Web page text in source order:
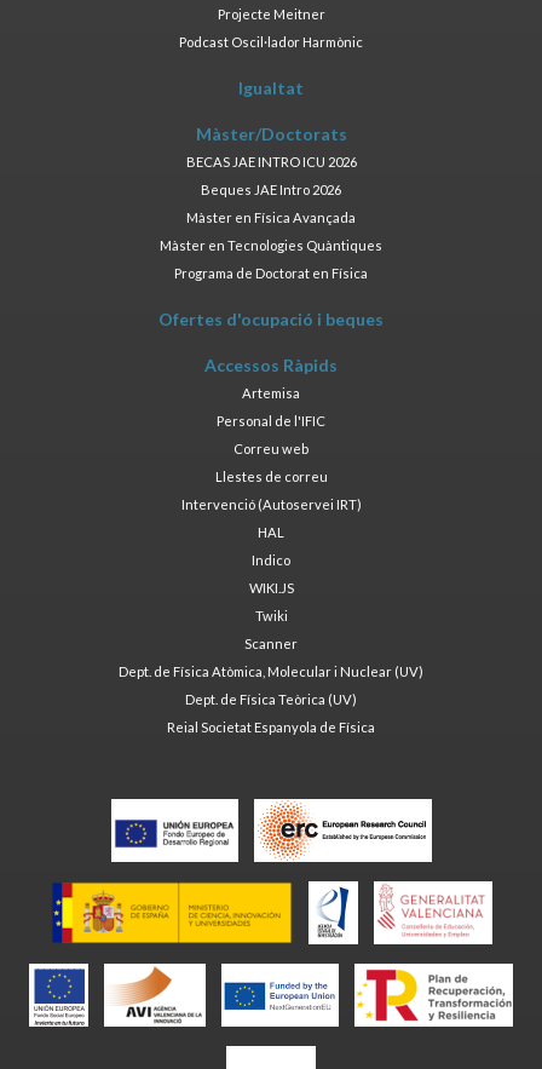
Projecte Meitner
Podcast Oscil·lador Harmònic
Igualtat
Màster/Doctorats
BECAS JAE INTRO ICU 2026
Beques JAE Intro 2026
Màster en Física Avançada
Màster en Tecnologies Quàntiques
Programa de Doctorat en Física
Ofertes d'ocupació i beques
Accessos Ràpids
Artemisa
Personal de l'IFIC
Correu web
Llestes de correu
Intervenció (Autoservei IRT)
HAL
Indico
WIKI.JS
Twiki
Scanner
Dept. de Física Atòmica, Molecular i Nuclear (UV)
Dept. de Física Teòrica (UV)
Reial Societat Espanyola de Física